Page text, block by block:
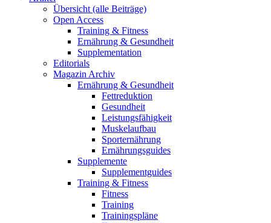
Übersicht (alle Beiträge)
Open Access
Training & Fitness
Ernährung & Gesundheit
Supplementation
Editorials
Magazin Archiv
Ernährung & Gesundheit
Fettreduktion
Gesundheit
Leistungsfähigkeit
Muskelaufbau
Sporternährung
Ernährungsguides
Supplemente
Supplementguides
Training & Fitness
Fitness
Training
Trainingspläne